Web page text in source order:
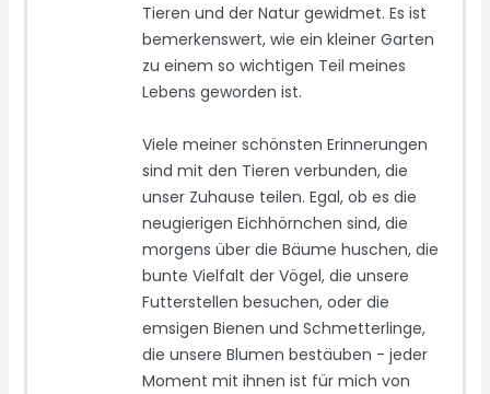
Tieren und der Natur gewidmet. Es ist
bemerkenswert, wie ein kleiner Garten
zu einem so wichtigen Teil meines
Lebens geworden ist.
Viele meiner schönsten Erinnerungen
sind mit den Tieren verbunden, die
unser Zuhause teilen. Egal, ob es die
neugierigen Eichhörnchen sind, die
morgens über die Bäume huschen, die
bunte Vielfalt der Vögel, die unsere
Futterstellen besuchen, oder die
emsigen Bienen und Schmetterlinge,
die unsere Blumen bestäuben - jeder
Moment mit ihnen ist für mich von